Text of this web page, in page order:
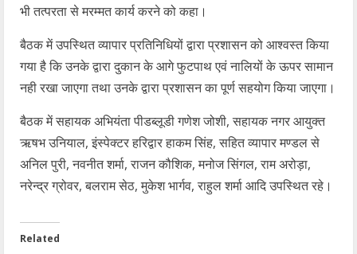
भी तत्परता से मरम्मत कार्य करने को कहा।
बैठक में उपस्थित व्यापार प्रतिनिधियों द्वारा प्रशासन को आश्वस्त किया
गया है कि उनके द्वारा दुकान के आगे फुटपाथ एवं नालियों के ऊपर सामान
नही रखा जाएगा तथा उनके द्वारा प्रशासन का पूर्ण सहयोग किया जाएगा।
बैठक में सहायक अभियंता पीडब्लूडी गणेश जोशी, सहायक नगर आयुक्त
ऋषभ उनियाल, इंस्पेक्टर हरिद्वार हाकम सिंह, सहित व्यापार मण्डल से
अनिल पुरी, नवनीत शर्मा, राजन कौशिक, मनोज सिंगल, राम अरोड़ा,
नरेन्द्र ग्रोवर, बलराम सेठ, मुकेश भार्गव, राहुल शर्मा आदि उपस्थित रहे।
Related